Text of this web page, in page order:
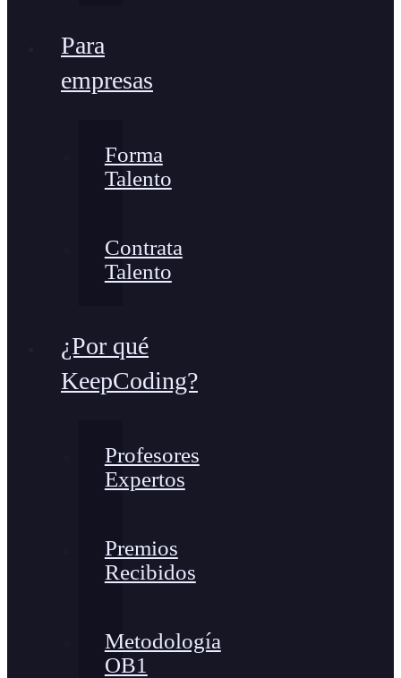
Para
empresas
Forma
Talento
Contrata
Talento
¿Por qué
KeepCoding?
Profesores
Expertos
Premios
Recibidos
Metodología
OB1